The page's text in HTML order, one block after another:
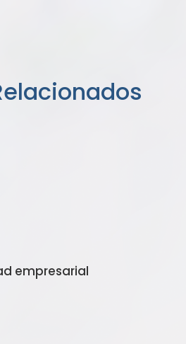
empresarial